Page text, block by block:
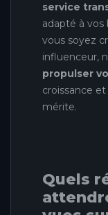
service
adapté à
vous soyez
influenceur,
propulser
croissance et
mérite.
Quels